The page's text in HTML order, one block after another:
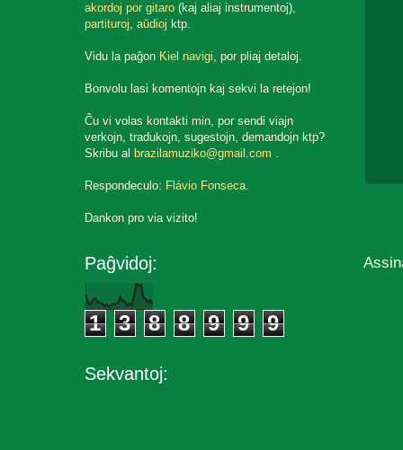
akordoj por gitaro (kaj aliaj instrumentoj),
partituroj,aŭdioj ktp.
Vidu la paĝon Kiel navigi, por pliaj detaloj.
Bonvolu lasi komentojn kaj sekvi la retejon!
Ĉu vi volas kontakti min, por sendi viajn
verkojn, tradukojn, sugestojn, demandojn ktp?
Skribu al brazilamuziko@gmail.com .
Respondeculo: Flávio Fonseca.
Dankon pro via vizito!
Paĝvidoj:
1 3 8 8 9 9 9
Sekvantoj: